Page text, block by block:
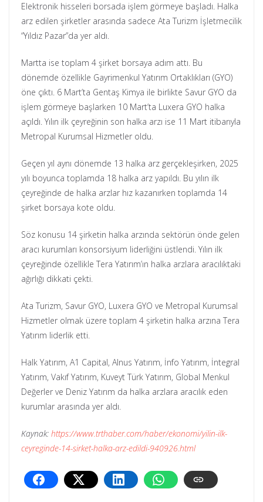
Elektronik hisseleri borsada işlem görmeye başladı. Halka
arz edilen şirketler arasında sadece Ata Turizm İşletmecilik
“Yıldız Pazar”da yer aldı.
Martta ise toplam 4 şirket borsaya adım attı. Bu
dönemde özellikle Gayrimenkul Yatırım Ortaklıkları (GYO)
öne çıktı. 6 Mart’ta Gentaş Kimya ile birlikte Savur GYO da
işlem görmeye başlarken 10 Mart’ta Luxera GYO halka
açıldı. Yılın ilk çeyreğinin son halka arzı ise 11 Mart itibarıyla
Metropal Kurumsal Hizmetler oldu.
Geçen yıl aynı dönemde 13 halka arz gerçekleşirken, 2025
yılı boyunca toplamda 18 halka arz yapıldı. Bu yılın ilk
çeyreğinde de halka arzlar hız kazanırken toplamda 14
şirket borsaya kote oldu.
Söz konusu 14 şirketin halka arzında sektörün önde gelen
aracı kurumları konsorsiyum liderliğini üstlendi. Yılın ilk
çeyreğinde özellikle Tera Yatırım’ın halka arzlara aracılıktaki
ağırlığı dikkati çekti.
Ata Turizm, Savur GYO, Luxera GYO ve Metropal Kurumsal
Hizmetler olmak üzere toplam 4 şirketin halka arzına Tera
Yatırım liderlik etti.
Halk Yatırım, A1 Capital, Alnus Yatırım, İnfo Yatırım, İntegral
Yatırım, Vakıf Yatırım, Kuveyt Türk Yatırım, Global Menkul
Değerler ve Deniz Yatırım da halka arzlara aracılık eden
kurumlar arasında yer aldı.
Kaynak: https://www.trthaber.com/haber/ekonomi/yilin-ilk-
ceyreginde-14-sirket-halka-arz-edildi-940926.html